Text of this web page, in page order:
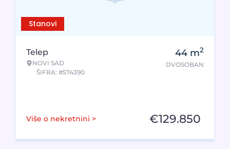
Stanovi
Telep
NOVI SAD
ŠIFRA: #574390
44 m2
DVOSOBAN
Više o nekretnini > €129.850